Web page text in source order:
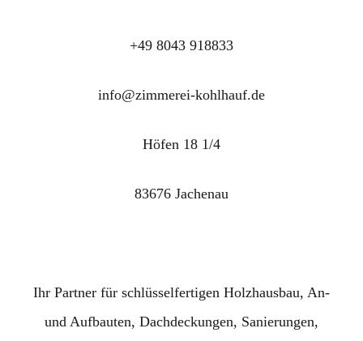
+49 8043 918833
info@zimmerei-kohlhauf.de
Höfen 18 1/4
83676 Jachenau
Ihr Partner für schlüsselfertigen Holzhausbau, An-
und Aufbauten, Dachdeckungen, Sanierungen,